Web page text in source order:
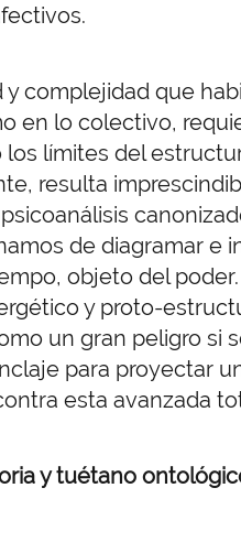
y complejidad que
en lo colectivo,
límites del
resulta
de diagramar e
objeto del
y proto-
un gran peligro si
para proyectar
esta avanzada
y tuétano